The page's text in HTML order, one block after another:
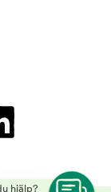
hjälp?